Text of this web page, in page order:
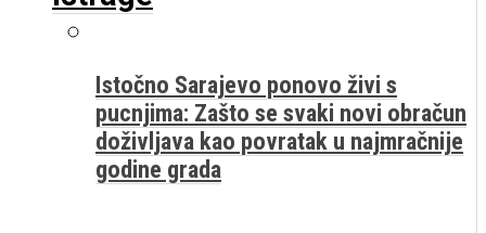
Istočno Sarajevo ponovo živi s
pucnjima: Zašto se svaki novi obračun
doživljava kao povratak u najmračnije
godine grada